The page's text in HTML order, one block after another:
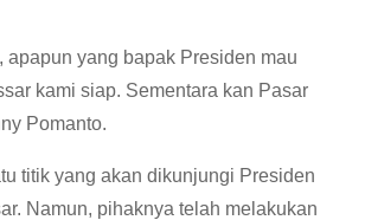
apapun yang bapak Presiden mau
kami siap. Sementara kan Pasar
Pomanto.
titik yang akan dikunjungi Presiden
Namun, pihaknya telah melakukan